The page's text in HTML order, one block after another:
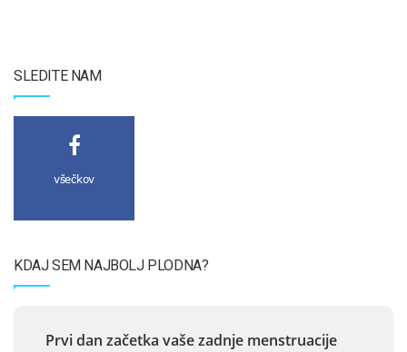
SLEDITE NAM
všečkov
KDAJ SEM NAJBOLJ PLODNA?
Prvi dan začetka vaše zadnje menstruacije